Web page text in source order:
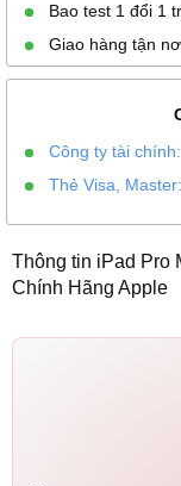
Bao test 1 đổi 1
Giao hàng tận
Công ty tài chính:
Thẻ Visa, Master:
Thông tin iPad Pro
Chính Hãng Apple